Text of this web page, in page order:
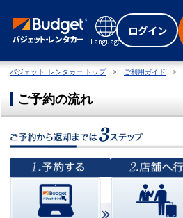
Language
ログイン
バジェット･レンタカー トップ ご利用ガイド
ご予約の流れ